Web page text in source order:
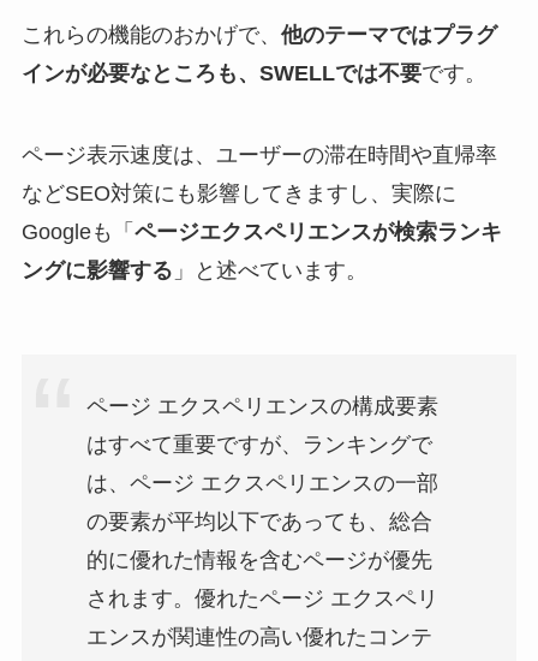
これらの機能のおかげで、 他のテーマではプラグ
インが必要なところも、SWELLでは不要です。
ページ表示速度は、ユーザーの滞在時間や直帰率
などSEO対策にも影響してきますし、実際に
Googleも「 ページエクスペリエンスが検索ランキ
ングに影響する 」と述べています。
ページ エクスペリエンスの構成要素
はすべて重要ですが、ランキングで
は、ページ エクスペリエンスの一部
の要素が平均以下であっても、総合
的に優れた情報を含むページが優先
されます。優れたページ エクスペリ
エンスが関連性の高い優れたコンテ